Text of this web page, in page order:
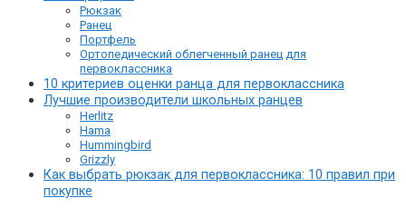
Рюкзак
Ранец
Портфель
Ортопедический облегченный ранец для
первоклассника
10 критериев оценки ранца для первоклассника
Лучшие производители школьных ранцев
Herlitz
Hama
Hummingbird
Grizzly
Как выбрать рюкзак для первоклассника: 10 правил при
покупке